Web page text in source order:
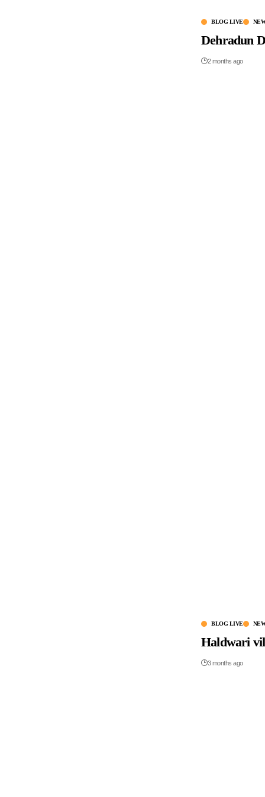
BLOG LIVE
Dehradun
2 months ago
BLOG LIVE
Haldwari
3 months ago